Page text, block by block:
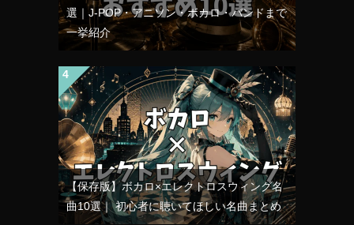
選｜J-POP・アニソン・ボカロ・バンドまで
一挙紹介
【保存版】ボカロ×エレクトロスウィング名
曲10選｜ 初心者に聴いてほしい名曲まとめ